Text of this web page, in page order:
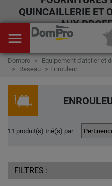
QUINCAILLERIE ET
AUX
menu
Dompro Equipement d'atelier et
Reseau
Enrouleur
11 produit(s) trié(s) par
FILTRES :